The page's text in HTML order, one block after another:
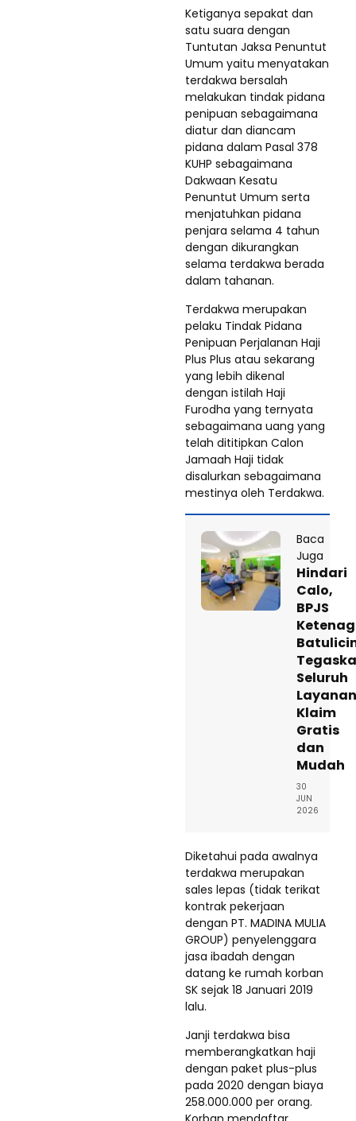
Ketiganya sepakat dan
satu suara dengan
Tuntutan Jaksa Penuntut
Umum yaitu menyatakan
terdakwa bersalah
melakukan tindak pidana
penipuan sebagaimana
diatur dan diancam
pidana dalam Pasal 378
KUHP sebagaimana
Dakwaan Kesatu
Penuntut Umum serta
menjatuhkan pidana
penjara selama 4 tahun
dengan dikurangkan
selama terdakwa berada
dalam tahanan.
Terdakwa merupakan
pelaku Tindak Pidana
Penipuan Perjalanan Haji
Plus Plus atau sekarang
yang lebih dikenal
dengan istilah Haji
Furodha yang ternyata
sebagaimana uang yang
telah dititipkan Calon
Jamaah Haji tidak
disalurkan sebagaimana
mestinya oleh Terdakwa.
Baca
Juga
Hindari
Calo,
BPJS
Seluruh
Layanan
Klaim
Gratis
dan
Mudah
30
JUN
2026
Diketahui pada awalnya
terdakwa merupakan
sales lepas (tidak terikat
kontrak pekerjaan
dengan PT. MADINA MULIA
GROUP) penyelenggara
jasa ibadah dengan
datang ke rumah korban
SK sejak 18 Januari 2019
lalu.
Janji terdakwa bisa
memberangkatkan haji
dengan paket plus-plus
pada 2020 dengan biaya
258.000.000 per orang.